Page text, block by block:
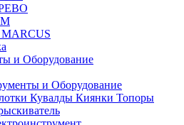
и Оборудование
и Оборудование
Кувалды Киянки Топоры